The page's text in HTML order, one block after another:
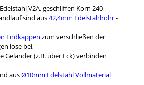
V2A, geschliffen Korn 240
sind aus42,4mm Edelstahlrohr-
Endkappen zum verschließen der
lose bei,
Geländer (z.B. über Eck) verbinden
ausØ10mm Edelstahl Vollmaterial